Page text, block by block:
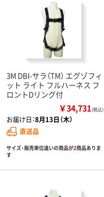
3M DBI-サラ（TM） エグゾフィ
ット ライト フルハーネス フ
ロントDリング付
￥34,731（税込）
お届け日：8月13日（木）
直送品
サイズ・販売単位違いの商品が2商品ありま
す